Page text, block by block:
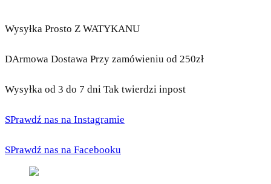
Wysyłka Prosto Z WATYKANU
DArmowa Dostawa Przy zamówieniu od 250zł
Wysyłka od 3 do 7 dni Tak twierdzi inpost
SPrawdź nas na Instagramie
SPrawdź nas na Facebooku